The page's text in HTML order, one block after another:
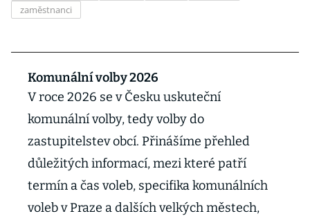
zaměstnanci
Komunální volby 2026
V roce 2026 se v Česku uskuteční
komunální volby, tedy volby do
zastupitelstev obcí. Přinášíme přehled
důležitých informací, mezi které patří
termín a čas voleb, specifika komunálních
voleb v Praze a dalších velkých městech,